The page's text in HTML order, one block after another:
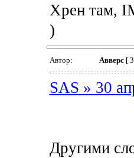
Хрен там,
)
Автор: Авверс[
SAS » 30
Другими